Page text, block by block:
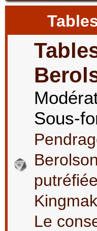
Sous-
putréfiée
Le